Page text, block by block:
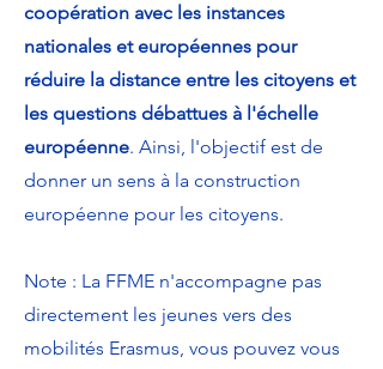
coopération avec les instances
nationales et européennes pour
réduire la distance entre les citoyens et
les questions débattues à l'échelle
européenne. Ainsi, l'objectif est de
donner un sens à la construction
européenne pour les citoyens.
Note : La FFME n'accompagne pas
directement les jeunes vers des
mobilités Erasmus, vous pouvez vous